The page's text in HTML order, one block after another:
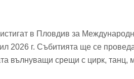
в Пловдив за
2026 г. Събитията ще се
вълнуващи срещи с цирк, танц,